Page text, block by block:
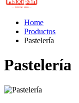
Home
Productos
Pastelería
Pastelería